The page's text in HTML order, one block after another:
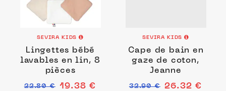
SEVIRA KIDS
Lingettes bébé
lavables en lin, 8
pièces
22.80 € 19.38 €
SEVIRA KIDS
Cape de bain en
gaze de coton,
Jeanne
32.90 € 26.32 €